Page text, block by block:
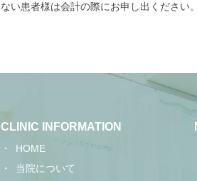
ない患者様は会計の際にお申し出ください
CLINIC INFORMATION
HOME
当院について